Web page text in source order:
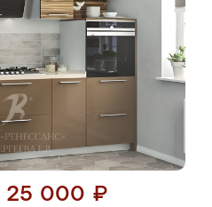
25 000 ₽